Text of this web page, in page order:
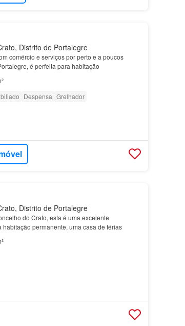
Distrito de Portalegre
comércio e serviços por perto e a poucos
é perfeita para habitação
Despensa Grelhador
Distrito de Portalegre
do Crato, esta é uma excelente
permanente, uma casa de férias